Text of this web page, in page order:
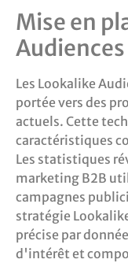
Mise en
Les Lookalike
portée vers des
actuels. Cette
caractéristiques
Les statistiques
marketing B2B
campagnes
stratégie
précise par
d'intérêt et